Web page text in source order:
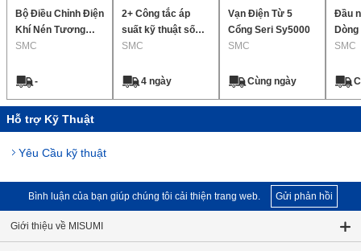
Bộ Điều Chỉnh Điện
Khí Nén Tương
Thích Với Pin Tự
ITV1000/2000/3000
SMC
-
2+ Công tắc áp
suất kỹ thuật số
hiển thị 3 màn hình
ZSE20A(F) /
SMC
4 ngày
Vạn Điện Từ 5
Cổng Seri Sy5000
SMC
Cùng ngày
Đầu
nửa
SMC
Hỗ trợ Kỹ Thuật
Yêu Cầu kỹ thuật
Bình luận của bạn giúp chúng tôi cải thiện trang web. Gửi phản hồi
Giới thiệu về MISUMI